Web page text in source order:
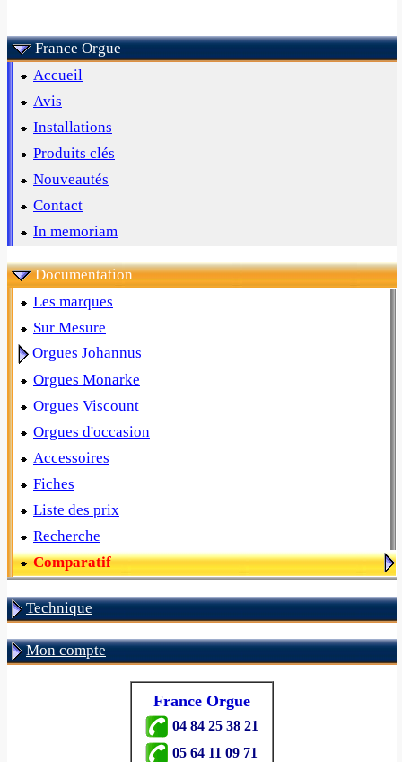
France Orgue
Accueil
Avis
Installations
Produits clés
Nouveautés
Contact
In memoriam
Documentation
Les marques
Sur Mesure
Orgues Johannus
Orgues Monarke
Orgues Viscount
Orgues d'occasion
Accessoires
Fiches
Liste des prix
Recherche
Comparatif
Technique
Mon compte
France Orgue
04 84 25 38 21
05 64 11 09 71